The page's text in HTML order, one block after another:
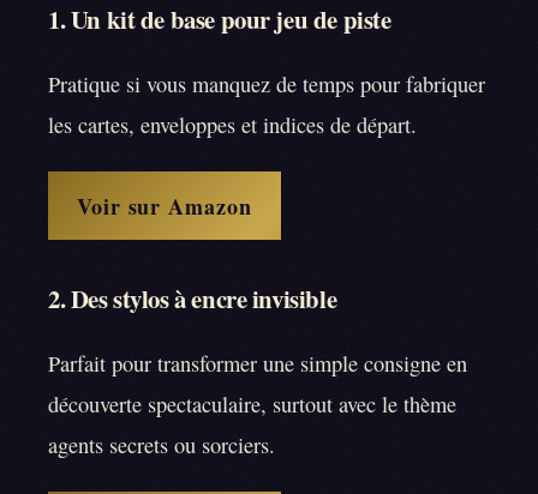
1. Un kit de base pour jeu de piste
Pratique si vous manquez de temps pour fabriquer
les cartes, enveloppes et indices de départ.
Voir sur Amazon
2. Des stylos à encre invisible
Parfait pour transformer une simple consigne en
découverte spectaculaire, surtout avec le thème
agents secrets ou sorciers.